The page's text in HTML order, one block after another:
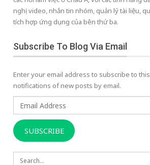
nghị video, nhắn tin nhóm, quản lý tài liệu,
tích hợp ứng dụng của bên thứ ba.
Subscribe To Blog Via Email
Enter your email address to subscribe to
notifications of new posts by email.
Email
Address
SUBSCRIBE